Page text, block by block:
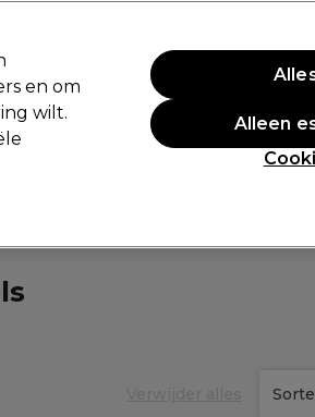
Nieuwe producten
en om
wilt.
Alleen